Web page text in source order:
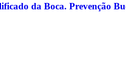
da Boca. Prevenção